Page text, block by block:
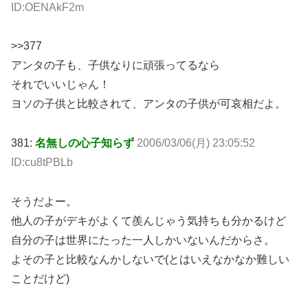
ID:OENAkF2m
>>377
アンタの子も、子供なりに頑張ってるなら
それでいいじゃん！
ヨソの子供と比較されて、アンタの子供が可哀相だよ。
381: 名無しの心子知らず 2006/03/06(月) 23:05:52
ID:cu8tPBLb
そうだよー。
他人の子がデキがよくて羨んじゃう気持ちも分かるけど
自分の子は世界にたった一人しかいないんだからさ。
よその子と比較なんかしないで(とはいえなかなか難しい
ことだけど)